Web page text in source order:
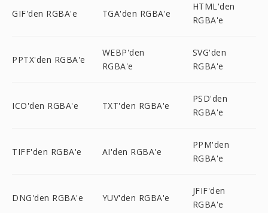
GIF'den RGBA'e TGA'den RGBA'e
HTML'den
RGBA'e
PPTX'den RGBA'e
WEBP'den
RGBA'e
SVG'den
RGBA'e
ICO'den RGBA'e TXT'den RGBA'e
PSD'den
RGBA'e
TIFF'den RGBA'e AI'den RGBA'e
PPM'den
RGBA'e
DNG'den RGBA'e YUV'den RGBA'e
JFIF'den
RGBA'e